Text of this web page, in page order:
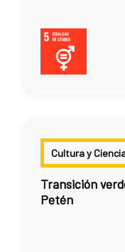
Cultura y
Transición
Petén